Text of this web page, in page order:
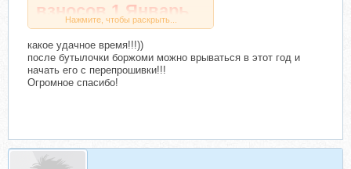
взносов 1 Январь
2021 года
Нажмите, чтобы раскрыть...
какое удачное время!!!))
после бутылочки боржоми можно врываться в этот год и
начать его с перепрошивки!!!
Огромное спасибо!